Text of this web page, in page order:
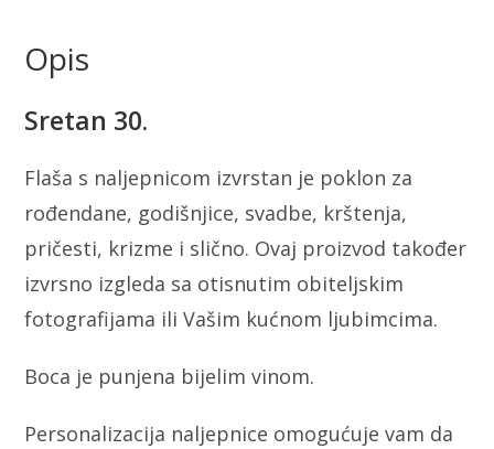
Opis
Sretan 30.
Flaša s naljepnicom izvrstan je poklon za
rođendane, godišnjice, svadbe, krštenja,
pričesti, krizme i slično. Ovaj proizvod također
izvrsno izgleda sa otisnutim obiteljskim
fotografijama ili Vašim kućnom ljubimcima.
Boca je punjena bijelim vinom.
Personalizacija naljepnice omogućuje vam da